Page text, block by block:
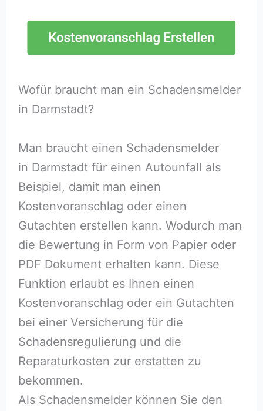
Wofür braucht man ein Schadensmelder
in Darmstadt?
Man braucht einen Schadensmelder
in Darmstadt für einen Autounfall als
Beispiel, damit man einen
Kostenvoranschlag oder einen
Gutachten erstellen kann. Wodurch man
die Bewertung in Form von Papier oder
PDF Dokument erhalten kann. Diese
Funktion erlaubt es Ihnen einen
Kostenvoranschlag oder ein Gutachten
bei einer Versicherung für die
Schadensregulierung und die
Reparaturkosten zur erstatten zu
bekommen.
Als Schadensmelder können Sie den